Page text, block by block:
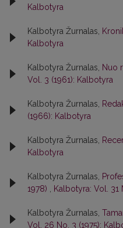
Kalbotyra
Kalbotyra Žurnalas,
Kalbotyra
Kalbotyra Žurnalas, Nuo
Vol. 3 (1961): Kalbotyra
Kalbotyra Žurnalas,
(1966): Kalbotyra
Kalbotyra Žurnalas,
Kalbotyra
Kalbotyra Žurnalas,
1978)
Kalbotyra: Vol. 31
Kalbotyra Žurnalas,
Vol. 26 No. 3 (1975):